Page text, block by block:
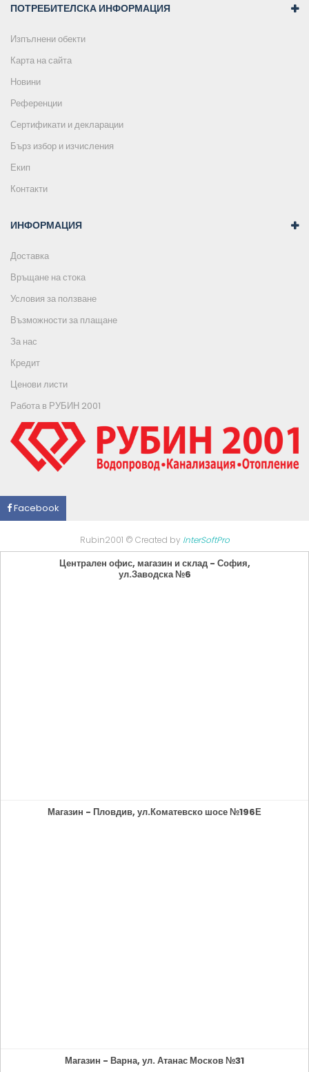
ПОТРЕБИТЕЛСКА ИНФОРМАЦИЯ
Изпълнени обекти
Карта на сайта
Новини
Референции
Сертификати и декларации
Бърз избор и изчисления
Екип
Контакти
ИНФОРМАЦИЯ
Доставка
Връщане на стока
Условия за ползване
Възможности за плащане
За нас
Кредит
Ценови листи
Работа в РУБИН 2001
Facebook
Rubin2001 © Created by InterSoftPro
Централен офис, магазин и склад - София,
ул.Заводска №6
Магазин - Пловдив, ул.Коматевско шосе №196Е
Магазин - Варна, ул. Атанас Москов №31